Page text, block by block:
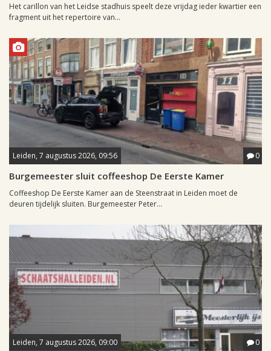
Het carillon van het Leidse stadhuis speelt deze vrijdag ieder kwartier een
fragment uit het repertoire van...
Leiden, 7 augustus 2026, 09:56 0
Burgemeester sluit coffeeshop De Eerste Kamer
Coffeeshop De Eerste Kamer aan de Steenstraat in Leiden moet de
deuren tijdelijk sluiten. Burgemeester Peter...
Leiden, 7 augustus 2026, 09:00 0